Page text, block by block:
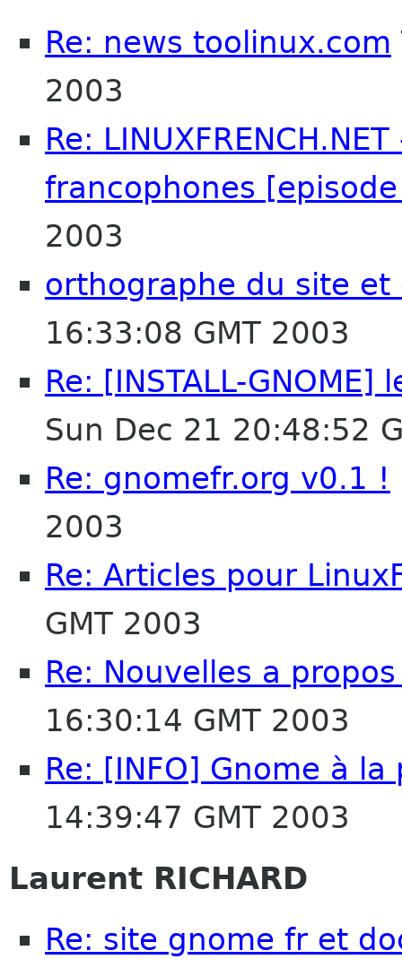
Re: news toolinux.com
2003
Re:
francophones
2003
orthographe du site et
16:33:08 GMT 2003
Re: [INSTALL-
Sun Dec 21 20:48:52
Re: gnomefr.org v0.1 !
2003
Re: Articles pour
GMT 2003
Re: Nouvelles a
16:30:14 GMT 2003
Re: [INFO] Gnome à la
14:39:47 GMT 2003
Laurent RICHARD
Re: site gnome fr et